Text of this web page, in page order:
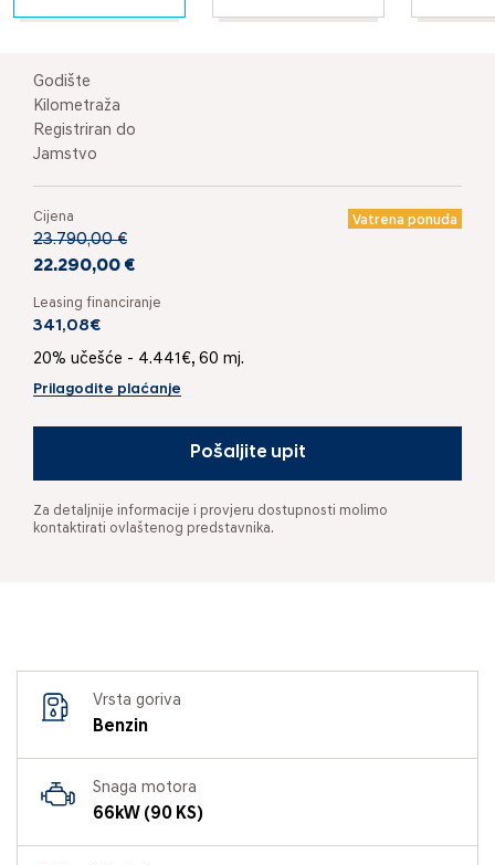
Godište
Kilometraža
Registriran do
Jamstvo
Cijena Vatrena ponuda
23.790,00 €
22.290,00 €
Leasing financiranje
341,08€
20% učešće - 4.441€, 60 mj.
Prilagodite plaćanje
Pošaljite upit
Za detaljnije informacije i provjeru dostupnosti molimo
kontaktirati ovlaštenog predstavnika.
Vrsta goriva
Benzin
Snaga motora
66kW (90 KS)